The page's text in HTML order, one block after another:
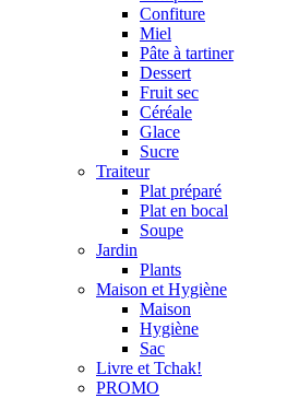
Confiture
Miel
Pâte à tartiner
Dessert
Fruit sec
Céréale
Glace
Sucre
Traiteur
Plat préparé
Plat en bocal
Soupe
Jardin
Plants
Maison et Hygiène
Maison
Hygiène
Sac
Livre et Tchak!
PROMO